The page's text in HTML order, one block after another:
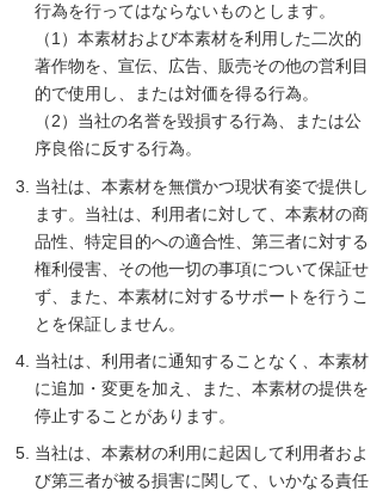
行為を行ってはならないものとします。
（1）本素材および本素材を利用した二次的
著作物を、宣伝、広告、販売その他の営利目
的で使用し、または対価を得る行為。
（2）当社の名誉を毀損する行為、または公
序良俗に反する行為。
当社は、本素材を無償かつ現状有姿で提供し
ます。当社は、利用者に対して、本素材の商
品性、特定目的への適合性、第三者に対する
権利侵害、その他一切の事項について保証せ
ず、また、本素材に対するサポートを行うこ
とを保証しません。
当社は、利用者に通知することなく、本素材
に追加・変更を加え、また、本素材の提供を
停止することがあります。
当社は、本素材の利用に起因して利用者およ
び第三者が被る損害に関して、いかなる責任